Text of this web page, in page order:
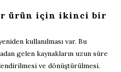
ürün için ikinci bir
kullanılması var. Bu
gelen kaynakların uzun süre
ve dönüştürülmesi.